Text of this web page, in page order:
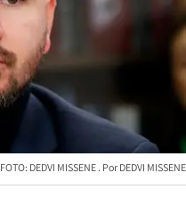
FOTO: DEDVI MISSENE DEDVI MISSENE